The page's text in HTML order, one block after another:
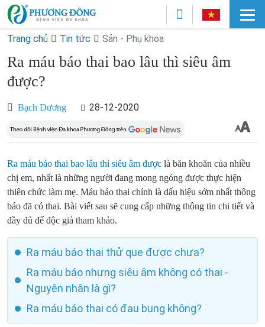
Trang chủ Tin tức Sản - Phụ khoa
Ra máu báo thai bao lâu thì siêu âm
được?
Bạch Dương 28-12-2020
Ra máu báo thai bao lâu thì siêu âm được là băn khoăn của nhiều
chị em, nhất là những người đang mong ngóng được thực hiện
thiên chức làm mẹ. Máu báo thai chính là dấu hiệu sớm nhất thông
báo đã có thai. Bài viết sau sẽ cung cấp những thông tin chi tiết và
đầy đủ để độc giả tham khảo.
Ra máu báo thai thử que được chưa?
Ra máu báo nhưng siêu âm không có thai -
Nguyên nhân là gì?
Ra máu báo thai có đau bụng không?